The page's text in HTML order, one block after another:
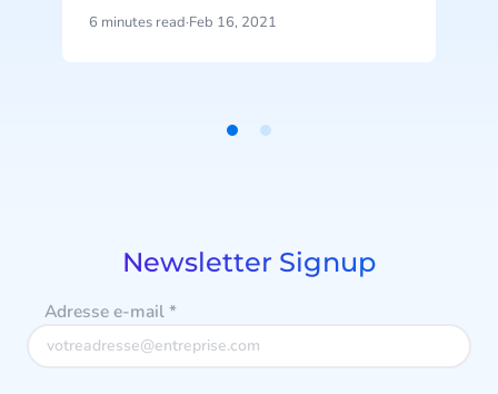
6 minutes read·Feb 16, 2021
Newsletter Signup
Adresse e-mail*